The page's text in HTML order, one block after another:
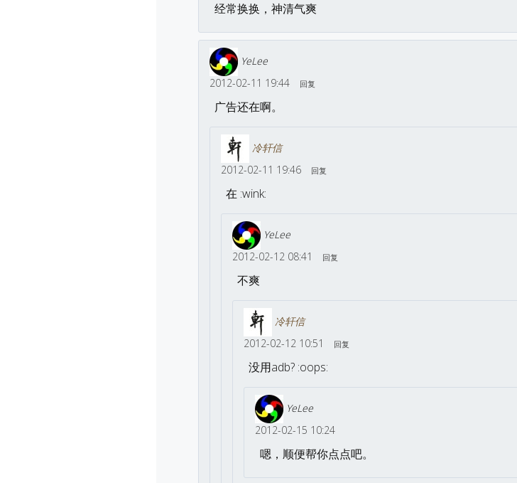
经常换换，神清气爽
YeLee
2012-02-11 19:44
回复
广告还在啊。
冷轩信
2012-02-11 19:46
回复
在 :wink:
YeLee
2012-02-12 08:41
回复
不爽
冷轩信
2012-02-12 10:51
回复
没用adb? :oops:
YeLee
2012-02-15 10:24
嗯，顺便帮你点点吧。